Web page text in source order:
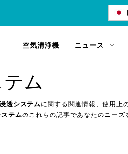
空気清浄機 ニュース
ム
透システムに関する関連情報、使用上
テムのこれらの記事であなたのニーズ